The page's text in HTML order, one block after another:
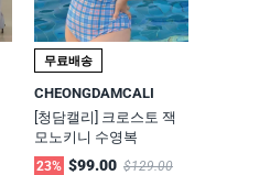
무료배송
CHEONGDAMCALI
[청담캘리] 크로스토 잭
모노키니 수영복
23% $99.00 $129.00